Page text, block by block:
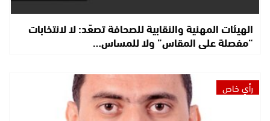
الهيئات المهنية والنقابية للصحافة تصعّد: لا لانتخابات
“مفصلة على المقاس” ولا للمساس…
رأي خاص